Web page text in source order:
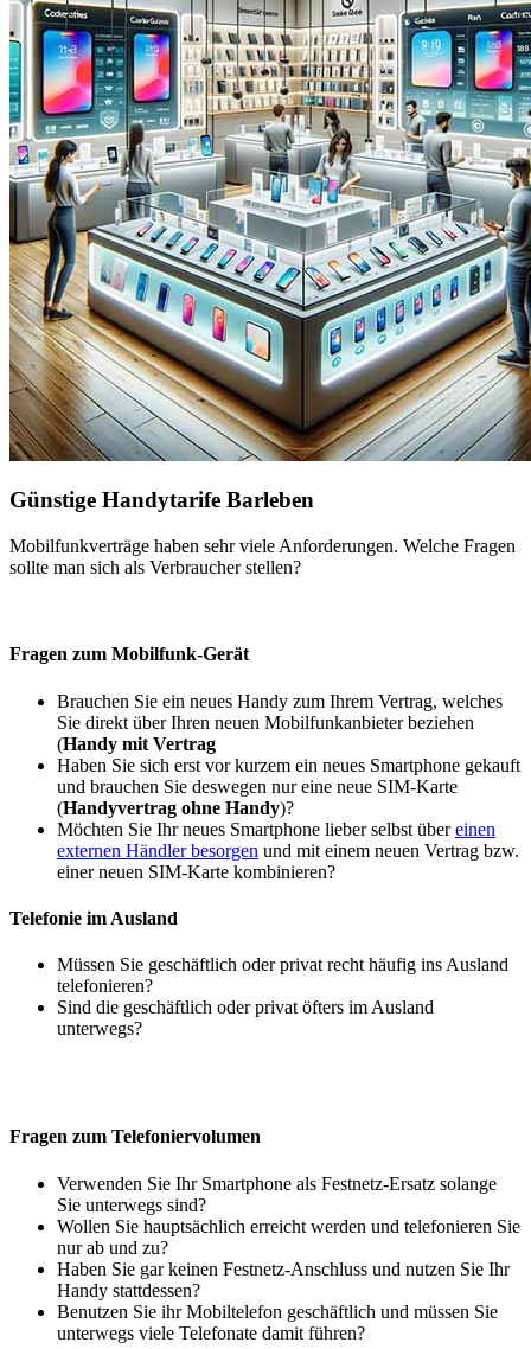
Günstige Handytarife Barleben
Mobilfunkverträge haben sehr viele Anforderungen. Welche Fragen
sollte man sich als Verbraucher stellen?
Fragen zum Mobilfunk-Gerät
Brauchen Sie ein neues Handy zum Ihrem Vertrag, welches
Sie direkt über Ihren neuen Mobilfunkanbieter beziehen
(Handy mit Vertrag
Haben Sie sich erst vor kurzem ein neues Smartphone gekauft
und brauchen Sie deswegen nur eine neue SIM-Karte
(Handyvertrag ohne Handy)?
Möchten Sie Ihr neues Smartphone lieber selbst übereinen
externen Händler besorgen und mit einem neuen Vertrag bzw.
einer neuen SIM-Karte kombinieren?
Telefonie im Ausland
Müssen Sie geschäftlich oder privat recht häufig ins Ausland
telefonieren?
Sind die geschäftlich oder privat öfters im Ausland
unterwegs?
Fragen zum Telefoniervolumen
Verwenden Sie Ihr Smartphone als Festnetz-Ersatz solange
Sie unterwegs sind?
Wollen Sie hauptsächlich erreicht werden und telefonieren Sie
nur ab und zu?
Haben Sie gar keinen Festnetz-Anschluss und nutzen Sie Ihr
Handy stattdessen?
Benutzen Sie ihr Mobiltelefon geschäftlich und müssen Sie
unterwegs viele Telefonate damit führen?